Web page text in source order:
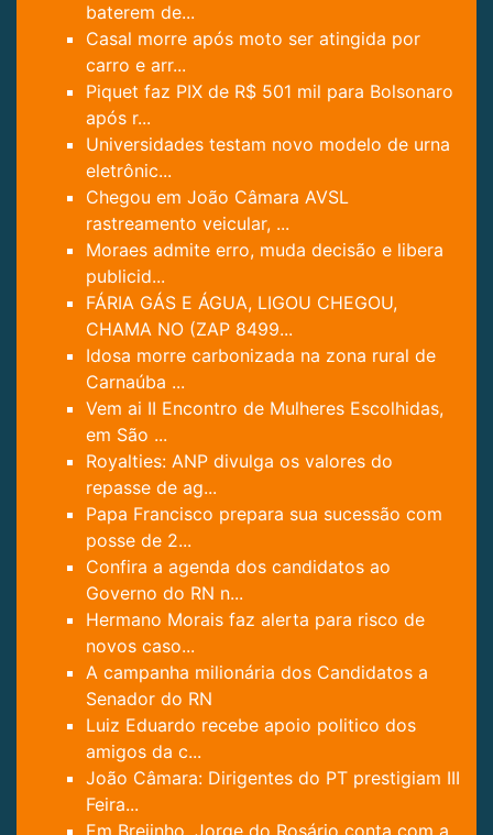
baterem de...
Casal morre após moto ser atingida por
carro e arr...
Piquet faz PIX de R$ 501 mil para Bolsonaro
após r...
Universidades testam novo modelo de urna
eletrônic...
Chegou em João Câmara AVSL
rastreamento veicular, ...
Moraes admite erro, muda decisão e libera
publicid...
FÁRIA GÁS E ÁGUA, LIGOU CHEGOU,
CHAMA NO (ZAP 8499...
Idosa morre carbonizada na zona rural de
Carnaúba ...
Vem ai II Encontro de Mulheres Escolhidas,
em São ...
Royalties: ANP divulga os valores do
repasse de ag...
Papa Francisco prepara sua sucessão com
posse de 2...
Confira a agenda dos candidatos ao
Governo do RN n...
Hermano Morais faz alerta para risco de
novos caso...
A campanha milionária dos Candidatos a
Senador do RN
Luiz Eduardo recebe apoio politico dos
amigos da c...
João Câmara: Dirigentes do PT prestigiam III
Feira...